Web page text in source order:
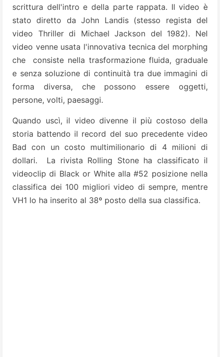
scrittura dell'intro e della parte rappata. Il video è
stato diretto da John Landis (stesso regista del
video Thriller di Michael Jackson del 1982). Nel
video venne usata l'innovativa tecnica del morphing
che consiste nella trasformazione fluida, graduale
e senza soluzione di continuità tra due immagini di
forma diversa, che possono essere oggetti,
persone, volti, paesaggi.
Quando uscì, il video divenne il più costoso della
storia battendo il record del suo precedente video
Bad con un costo multimilionario di 4 milioni di
dollari. La rivista Rolling Stone ha classificato il
videoclip di Black or White alla #52 posizione nella
classifica dei 100 migliori video di sempre, mentre
VH1 lo ha inserito al 38º posto della sua classifica.